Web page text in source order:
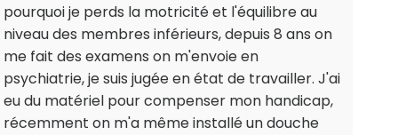
pourquoi je perds la motricité et l'équilibre au
niveau des membres inférieurs, depuis 8 ans on
me fait des examens on m'envoie en
psychiatrie, je suis jugée en état de travailler. J'ai
eu du matériel pour compenser mon handicap,
récemment on m'a même installé un douche